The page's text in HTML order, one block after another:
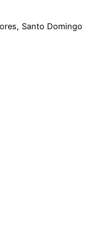
Santo Domingo